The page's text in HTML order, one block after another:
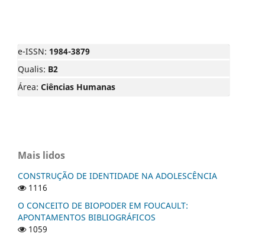
e-ISSN: 1984-3879
Qualis: B2
Área: Ciências Humanas
Mais lidos
CONSTRUÇÃO DE IDENTIDADE NA ADOLESCÊNCIA
1116
O CONCEITO DE BIOPODER EM FOUCAULT:
APONTAMENTOS BIBLIOGRÁFICOS
1059